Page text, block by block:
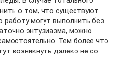
о том, что существуют
работу могут выполнить без
энтузиазма, можно
Тем более что
возникнуть далеко не со